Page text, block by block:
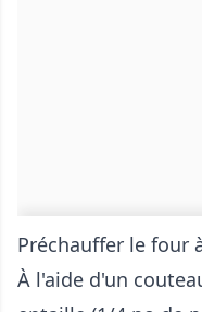
Préchauffer le four
À l'aide d'un